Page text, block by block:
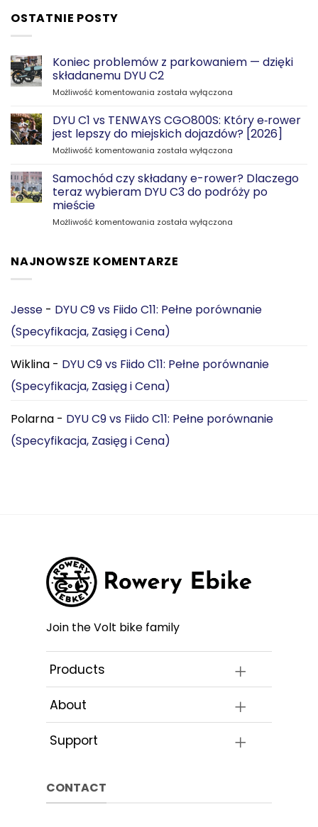
OSTATNIE POSTY
Koniec problemów z parkowaniem — dzięki
składanemu DYU C2
Możliwość komentowania Koniec
z
parkowaniem
—
dzięki
DYU
C2
została wyłączona
DYU C1 vs TENWAYS CGO800S: Który e‑rower
jest lepszy do miejskich dojazdów? [2026]
Możliwość komentowania DYU
vs
TENWAYS
CGO800S:
e‑rower
do
została wyłączona
Samochód czy składany e-rower? Dlaczego
teraz wybieram DYU C3 do podróży po
mieście
Możliwość komentowania Samochód
e-
wybieram
C3
po
mieście
została wyłączona
NAJNOWSZE KOMENTARZE
Jesse - DYU C9 vs Fiido C11: Pełne porównanie
(Specyfikacja, Zasięg i Cena)
Wiklina - DYU C9 vs Fiido C11: Pełne porównanie
(Specyfikacja, Zasięg i Cena)
Polarna - DYU C9 vs Fiido C11: Pełne porównanie
(Specyfikacja, Zasięg i Cena)
Join the Volt bike family
Products
About
Support
CONTACT